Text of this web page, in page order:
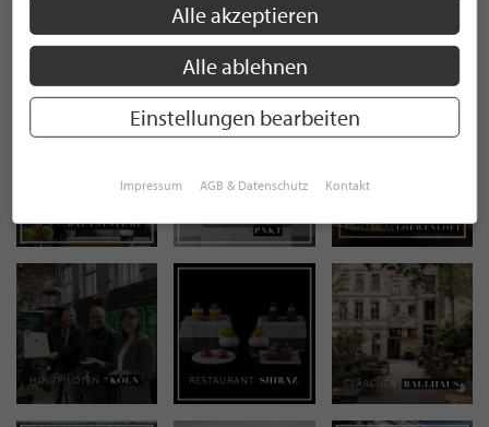
STILPUNKTE AUF
INSTAGRAM
Alle akzeptieren
Alle ablehnen
Einstellungen bearbeiten
Impressum AGB & Datenschutz Kontakt